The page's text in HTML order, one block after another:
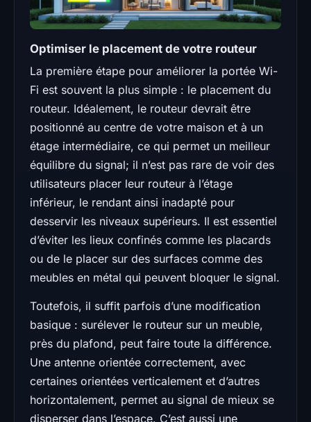
Optimiser le placement de votre routeur
La première étape pour améliorer la portée Wi-
Fi est souvent la plus simple : le placement du
routeur. Idéalement, le routeur devrait être
positionné au centre de votre maison et à un
étage intermédiaire, ce qui permet un meilleur
équilibre du signal; il n’est pas rare de voir des
utilisateurs placer leur routeur à l’étage
inférieur, le rendant ainsi inadapté pour
desservir les niveaux supérieurs. Il est essentiel
d’éviter les lieux confinés comme les placards
ou de le placer sur des surfaces comme des
meubles en métal qui peuvent bloquer le signal.
Toutefois, il suffit parfois d’une modification
basique : surélever le routeur sur un meuble,
près du plafond, peut faire toute la différence.
Une antenne orientée correctement, avec
certaines orientées verticalement et d’autres
horizontalement, permet au signal de mieux se
disperser dans l’espace. C’est aussi une